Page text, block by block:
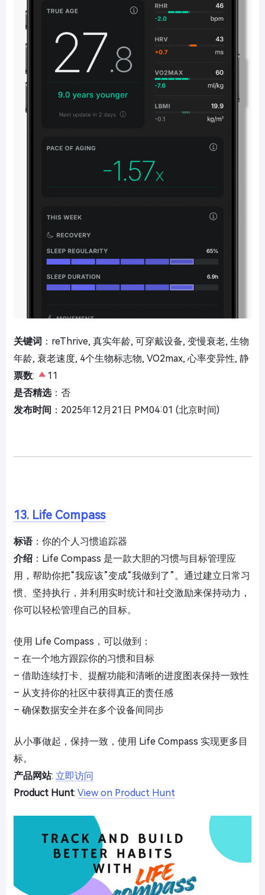
关键词 ：reThrive, 真实年龄, 可穿戴设备, 变慢衰老, 生物
年龄, 衰老速度, 4个生物标志物, VO2max, 心率变异性, 静
票数:
11
是否精选：否
发布时间 ：2025年12月21日 PM04:01 (北京时间)
13. Life Compass
标语：你的个人习惯追踪器
介绍 ：Life Compass 是一款大胆的习惯与目标管理应
用，帮助你把“我应该”变成“我做到了”。通过建立日常习
惯、坚持执行，并利用实时统计和社交激励来保持动力，
你可以轻松管理自己的目标。
使用 Life Compass，可以做到：
– 在一个地方跟踪你的习惯和目标
– 借助连续打卡、提醒功能和清晰的进度图表保持一致性
– 从支持你的社区中获得真正的责任感
– 确保数据安全并在多个设备间同步
从小事做起，保持一致，使用 Life Compass 实现更多目
标。
产品网站: 立即访问
Product Hunt: View on Product Hunt